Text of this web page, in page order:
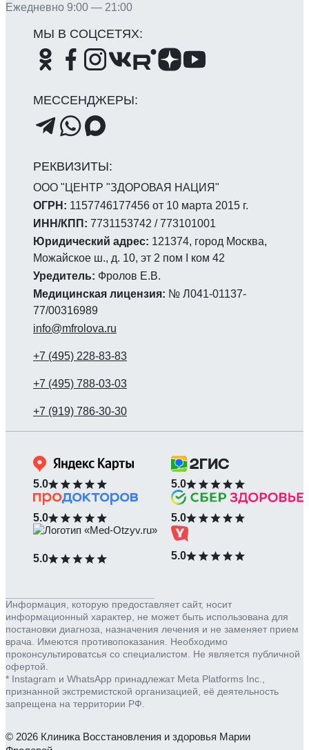
ООО "ЦЕНТР "ЗДОРОВАЯ НАЦИЯ"
ОГРН: 1157746177456 от 10 марта 2015 г.
ИНН/КПП: 7731153742 / 773101001
Юридический адрес: 121374, город Москва,
Можайское ш., д. 10, эт 2 пом I ком 42
Уредитель: Фролов Е.В.
Медицинская лицензия: № Л041-01137-
77/00316989
info@mfrolova.ru
Ежедневно 9:00 — 21:00
5.0 5.0
5.0 5.0
5.0 5.0
© 2026 Клиника Восстановления и здоровья Марии
Информация, которую предоставляет сайт, носит
информационный характер, не может быть использована для
постановки диагноза, назначения лечения и не заменяет прием
врача. Имеются противопоказания. Необходимо
проконсультироватсья со специалистом. Не является публичной
офертой.
* Instagram и WhatsApp принадлежат Meta Platforms Inc.,
признанной экстремистской организацией, её деятельность
запрещена на территории РФ.